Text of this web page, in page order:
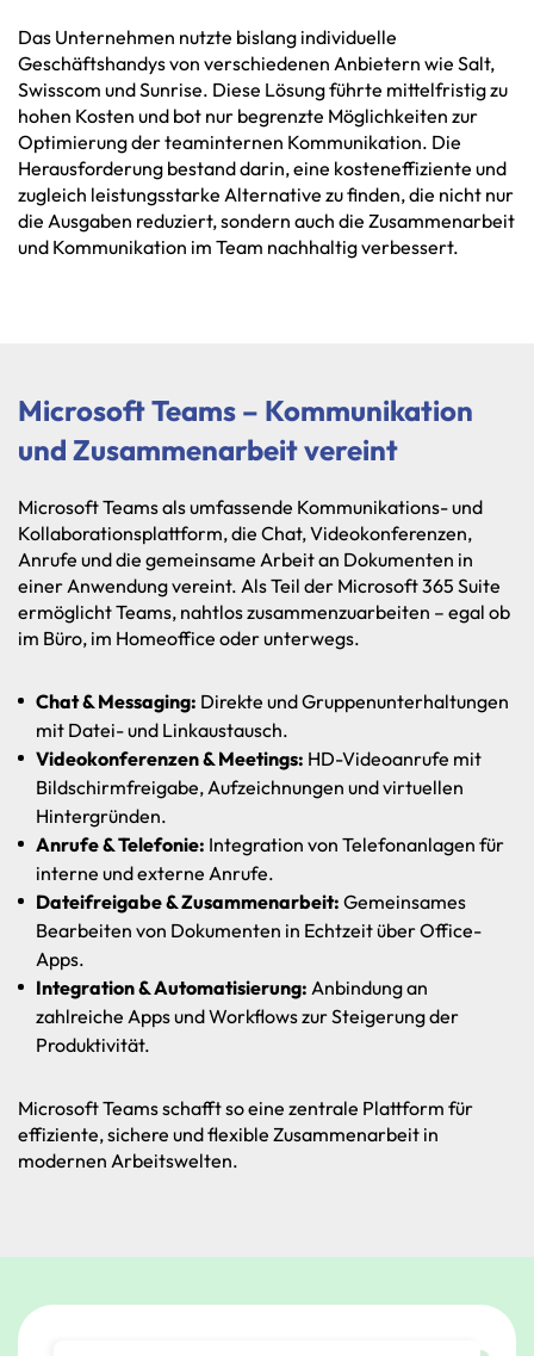
Das Unternehmen nutzte bislang individuelle
Geschäftshandys von verschiedenen Anbietern wie Salt,
Swisscom und Sunrise. Diese Lösung führte mittelfristig zu
hohen Kosten und bot nur begrenzte Möglichkeiten zur
Optimierung der teaminternen Kommunikation. Die
Herausforderung bestand darin, eine kosteneffiziente und
zugleich leistungsstarke Alternative zu finden, die nicht nur
die Ausgaben reduziert, sondern auch die Zusammenarbeit
und Kommunikation im Team nachhaltig verbessert.
Microsoft Teams – Kommunikation
und Zusammenarbeit vereint
Microsoft Teams als umfassende Kommunikations- und
Kollaborationsplattform, die Chat, Videokonferenzen,
Anrufe und die gemeinsame Arbeit an Dokumenten in
einer Anwendung vereint. Als Teil der Microsoft 365 Suite
ermöglicht Teams, nahtlos zusammenzuarbeiten – egal ob
im Büro, im Homeoffice oder unterwegs.
Chat & Messaging: Direkte und Gruppenunterhaltungen
mit Datei- und Linkaustausch.
Videokonferenzen & Meetings: HD-Videoanrufe mit
Bildschirmfreigabe, Aufzeichnungen und virtuellen
Hintergründen.
Anrufe & Telefonie: Integration von Telefonanlagen für
interne und externe Anrufe.
Dateifreigabe & Zusammenarbeit: Gemeinsames
Bearbeiten von Dokumenten in Echtzeit über Office-
Apps.
Integration & Automatisierung: Anbindung an
zahlreiche Apps und Workflows zur Steigerung der
Produktivität.
Microsoft Teams schafft so eine zentrale Plattform für
effiziente, sichere und flexible Zusammenarbeit in
modernen Arbeitswelten.